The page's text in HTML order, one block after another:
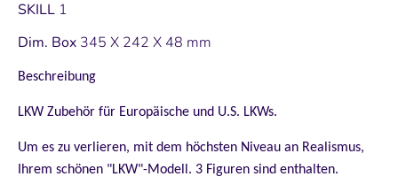
SKILL 1
Dim. Box 345 X 242 X 48 mm
Beschreibung
LKW Zubehör für Europäische und U.S. LKWs.
Um es zu verlieren, mit dem höchsten Niveau an Realismus,
Ihrem schönen "LKW"-Modell. 3 Figuren sind enthalten.